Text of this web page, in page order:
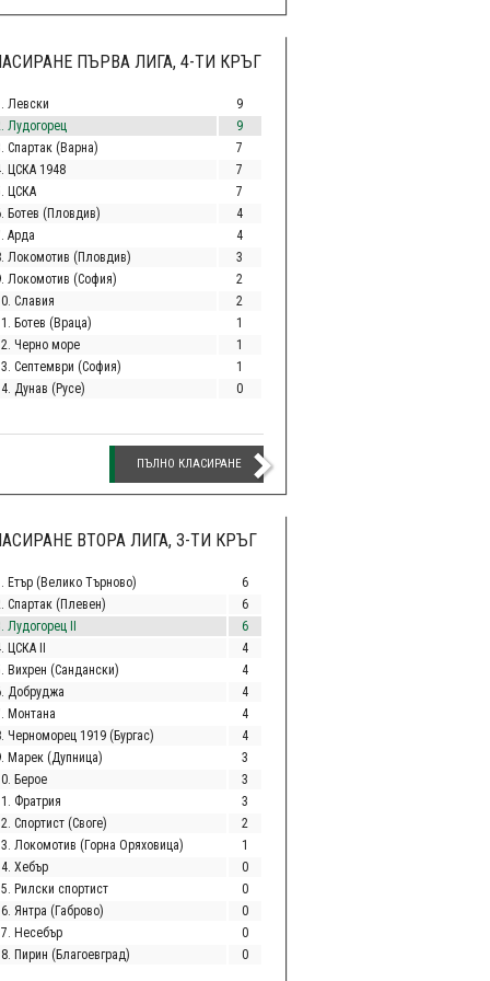
ПЪРВА ЛИГА, 4-ТИ КРЪГ
Левски
9
Лудогорец
9
Спартак (Варна)
7
ЦСКА 1948
7
ЦСКА
7
Ботев (Пловдив)
4
Арда
4
Локомотив (Пловдив)
3
Локомотив (София)
2
Славия
2
Ботев (Враца)
1
Черно море
1
Септември (София)
1
Дунав (Русе)
0
ПЪЛНО КЛАСИРАНЕ
ВТОРА ЛИГА, 3-ТИ КРЪГ
Етър (Велико Търново)
6
Спартак (Плевен)
6
Лудогорец II
6
ЦСКА II
4
Вихрен (Сандански)
4
Добруджа
4
Монтана
4
Черноморец 1919 (Бургас)
4
Марек (Дупница)
3
Берое
3
Фратрия
3
Спортист (Своге)
2
Локомотив (Горна Оряховица)
1
Хебър
0
Рилски спортист
0
Янтра (Габрово)
0
Несебър
0
Пирин (Благоевград)
0